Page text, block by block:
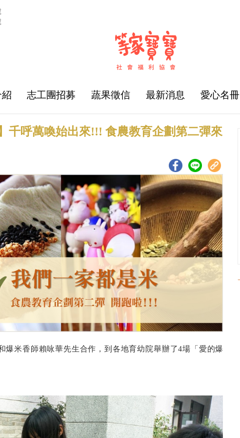
志工團招募 蔬果徵信 最新消息 愛心名冊
千呼萬喚始出來!!! 食農教育企劃第二彈來
爆米香師賴咏華先生合作，到各地育幼院舉辦了4場「愛的爆